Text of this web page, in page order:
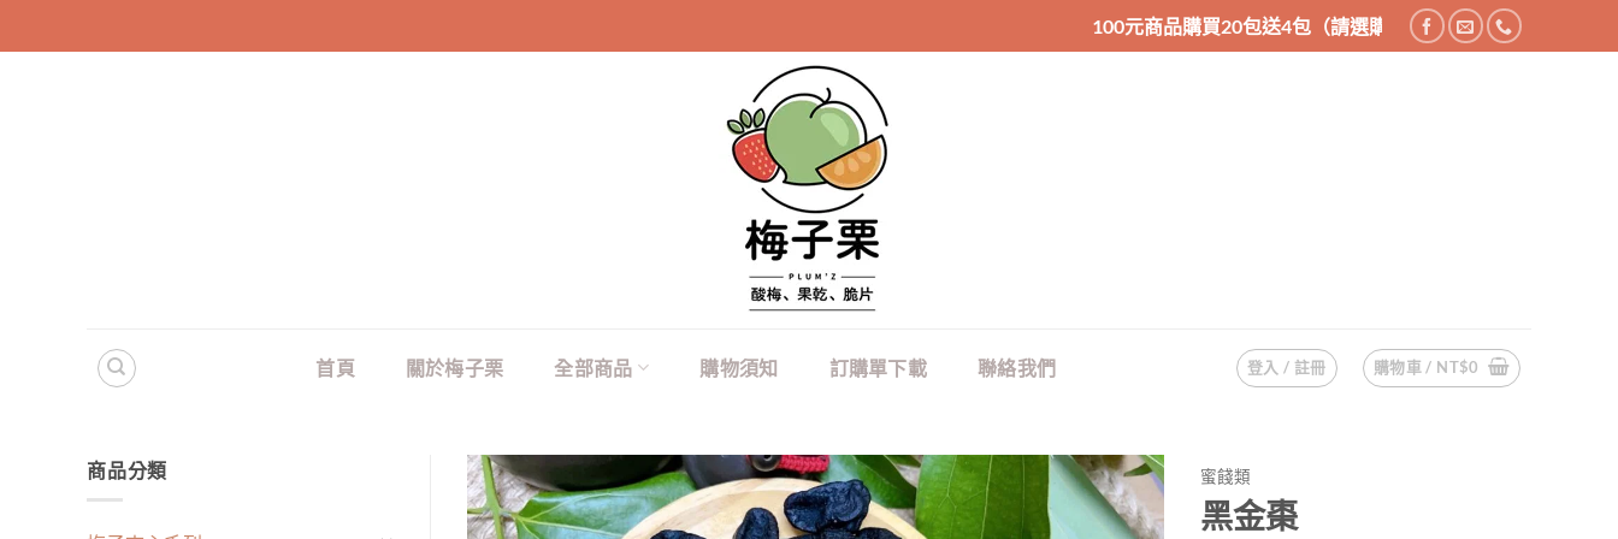
100元商品購買20包送4包（請選購24件商品），200元商品購買10包送2包（請
首頁 關於梅子栗 全部商品 購物須知 訂購單下載 聯絡我們 登入 / 註冊 購物車 / NT$0
商品分類 蜜餞類
黑金棗